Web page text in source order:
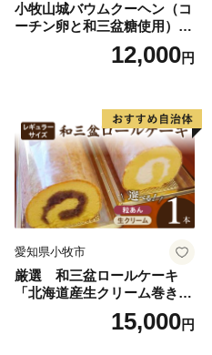
小牧山城バウムクーヘン（コ
ーチン卵と和三盆糖使用）
名古屋コーチン バームクー
ヘン 和三盆 小牧銘菓 バウム
12,000円
愛知県小牧市
厳選 和三盆ロールケーキ
「北海道産生クリーム巻き」
または「北海道産粒あん巻
き」（サイズ：レギュラー）
15,000円